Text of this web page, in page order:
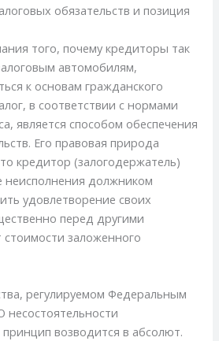
обязательств и позиция
того, почему кредиторы так
автомобилям,
к основам гражданского
в соответствии с нормами
является способом обеспечения
Его правовая природа
кредитор (залогодержатель)
неисполнения должником
удовлетворение своих
перед другими
стоимости заложенного
регулируемом Федеральным
принцип возводится в абсолют.